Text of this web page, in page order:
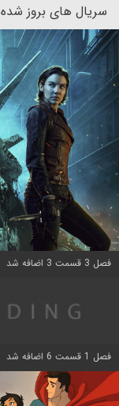
سریال های بروز شده
فصل 3 قسمت 3 اضافه شد
فصل 1 قسمت 6 اضافه شد